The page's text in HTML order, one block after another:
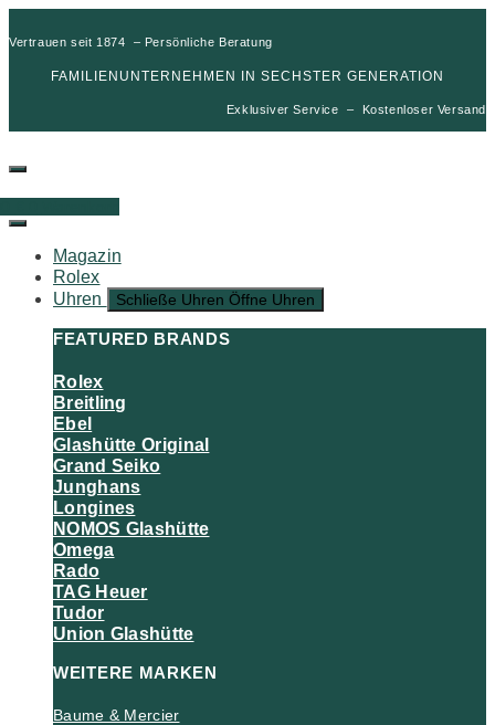
Vertrauen seit 1874 – Persönliche Beratung
FAMILIENUNTERNEHMEN IN SECHSTER GENERATION
Exklusiver Service – Kostenloser Versand
Magazin
Rolex
Uhren
Schließe Uhren Öffne Uhren
FEATURED BRANDS
Rolex
Breitling
Ebel
Glashütte Original
Grand Seiko
Junghans
Longines
NOMOS Glashütte
Omega
Rado
TAG Heuer
Tudor
Union Glashütte
WEITERE MARKEN
Baume & Mercier